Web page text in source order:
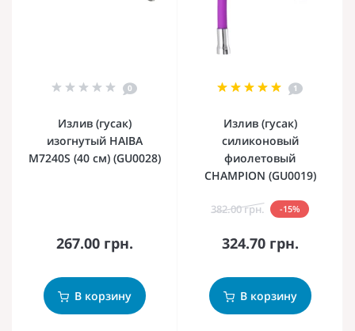
0
Излив (гусак)
изогнутый HAIBA
M7240S (40 см) (GU0028)
267.00 грн.
В корзину
1
Излив (гусак)
силиконовый
фиолетовый
CHAMPION (GU0019)
382.00 грн. -15%
324.70 грн.
В корзину